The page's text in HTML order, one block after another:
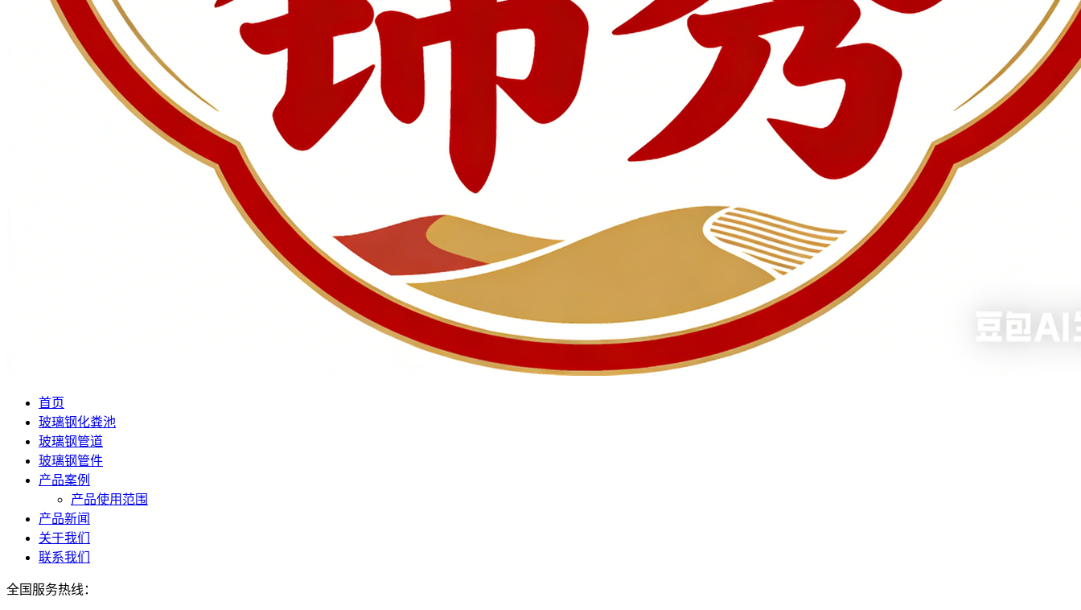
首页
玻璃钢化粪池
玻璃钢管道
玻璃钢管件
产品案例
产品使用范围
产品新闻
关于我们
联系我们
全国服务热线：